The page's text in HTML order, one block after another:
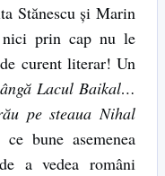
Stănescu și Marin
nici prin cap nu le
curent literar! Un
Lacul Baikal…
pe steaua Nihal
bune asemenea
a vedea români